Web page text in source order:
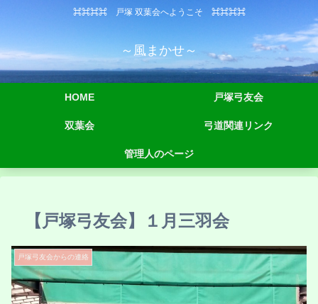
⌘⌘⌘⌘ 戸塚 双葉会へようこそ ⌘⌘⌘⌘
～風まかせ～
HOME 戸塚弓友会
双葉会 弓道関連リンク
管理人のページ
【戸塚弓友会】１月三羽会
戸塚弓友会からの連絡